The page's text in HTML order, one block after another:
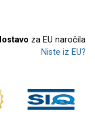
za EU naročila
Niste iz EU?